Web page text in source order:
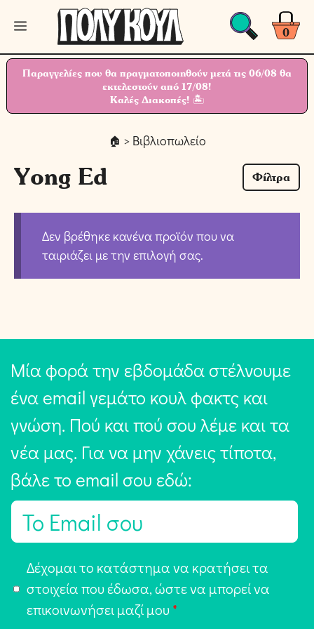
Μετάβαση
περιεχόμενο
0
Μενού
Παραγγελίες που θα πραγματοποιηθούν μετά τις 06/08 θα
εκτελεστούν από 17/08!
Καλές Διακοπές! 🏝
> Βιβλιοπωλείο
Yong Ed Φίλτρα
Δεν βρέθηκε κανένα προϊόν που να
ταιριάζει με την επιλογή σας.
Μία φορά την εβδομάδα στέλνουμε
ένα email γεμάτο κουλ φακτς και
γνώση. Πού και πού σου λέμε και τα
νέα μας. Για να μην χάνεις τίποτα,
βάλε το email σου εδώ:
E
π
Δέχομαι το κατάστημα να κρατήσει τα
στοιχεία που έδωσα, ώστε να μπορεί να
επικοινωνήσει μαζί μου *